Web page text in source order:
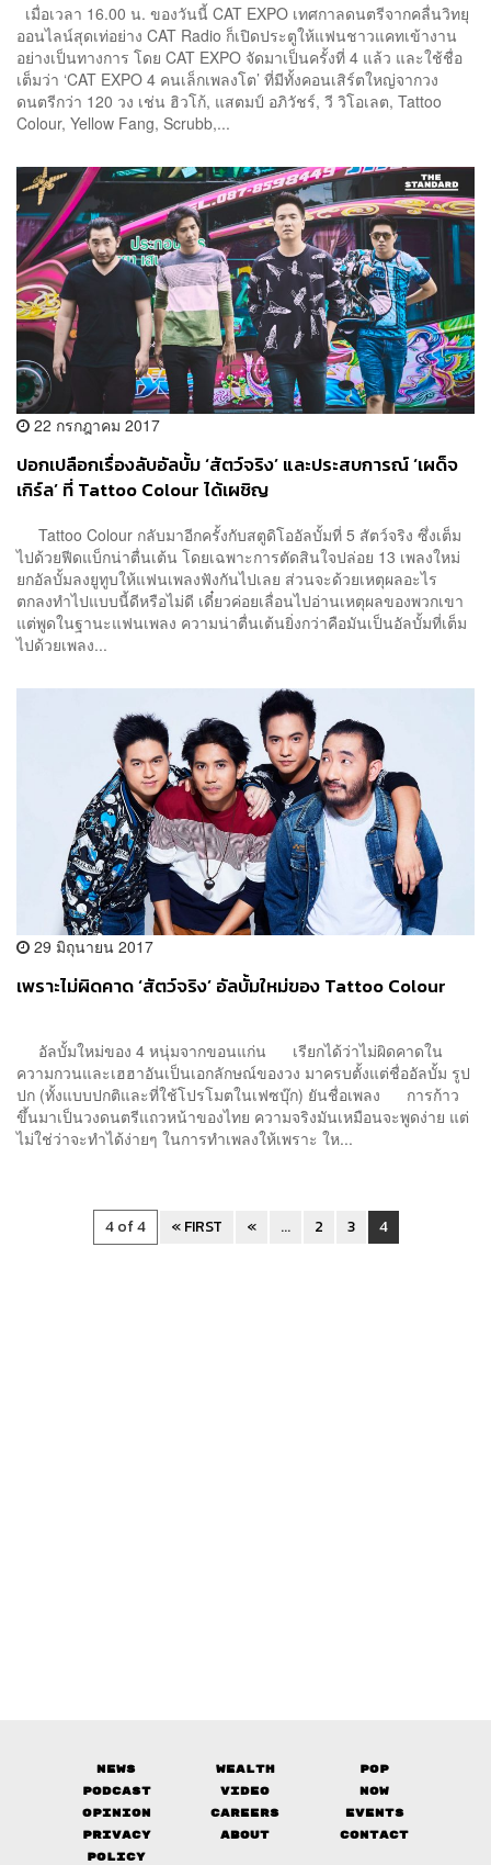
เมื่อเวลา 16.00 น. ของวันนี้ CAT EXPO เทศกาลดนตรีจากคลื่นวิทยุ
ออนไลน์สุดเท่อย่าง CAT Radio ก็เปิดประตูให้แฟนชาวแคทเข้างาน
อย่างเป็นทางการ โดย CAT EXPO จัดมาเป็นครั้งที่ 4 แล้ว และใช้ชื่อ
เต็มว่า ‘CAT EXPO 4 คนเล็กเพลงโต’ ที่มีทั้งคอนเสิร์ตใหญ่จากวง
ดนตรีกว่า 120 วง เช่น ฮิวโก้, แสตมป์ อภิวัชร์, วี วิโอเลต, Tattoo
Colour, Yellow Fang, Scrubb,...
22 กรกฎาคม 2017
ปอกเปลือกเรื่องลับอัลบั้ม ‘สัตว์จริง’ และประสบการณ์ ‘เผด็จ
เกิร์ล’ ที่ Tattoo Colour ได้เผชิญ
Tattoo Colour กลับมาอีกครั้งกับสตูดิโออัลบั้มที่ 5 สัตว์จริง ซึ่งเต็ม
ไปด้วยฟีดแบ็กน่าตื่นเต้น โดยเฉพาะการตัดสินใจปล่อย 13 เพลงใหม่
ยกอัลบั้มลงยูทูบให้แฟนเพลงฟังกันไปเลย ส่วนจะด้วยเหตุผลอะไร
ตกลงทำไปแบบนี้ดีหรือไม่ดี เดี๋ยวค่อยเลื่อนไปอ่านเหตุผลของพวกเขา
แต่พูดในฐานะแฟนเพลง ความน่าตื่นเต้นยิ่งกว่าคือมันเป็นอัลบั้มที่เต็ม
ไปด้วยเพลง...
29 มิถุนายน 2017
เพราะไม่ผิดคาด ‘สัตว์จริง’ อัลบั้มใหม่ของ Tattoo Colour
อัลบั้มใหม่ของ 4 หนุ่มจากขอนแก่น เรียกได้ว่าไม่ผิดคาดใน
ความกวนและเฮฮาอันเป็นเอกลักษณ์ของวง มาครบตั้งแต่ชื่ออัลบั้ม รูป
ปก (ทั้งแบบปกติและที่ใช้โปรโมตในเฟซบุ๊ก) ยันชื่อเพลง การก้าว
ขึ้นมาเป็นวงดนตรีแถวหน้าของไทย ความจริงมันเหมือนจะพูดง่าย แต่
ไม่ใช่ว่าจะทำได้ง่ายๆ ในการทำเพลงให้เพราะ ให...
4 of 4 « FIRST « ... 2 3 4
News Wealth
Pop
Podcast
Video
Now
Opinion
Careers
Events
Privacy
Policy
About Contact